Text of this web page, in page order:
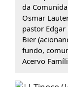
da
Osmar
pastor
Bier
fundo,
Acervo